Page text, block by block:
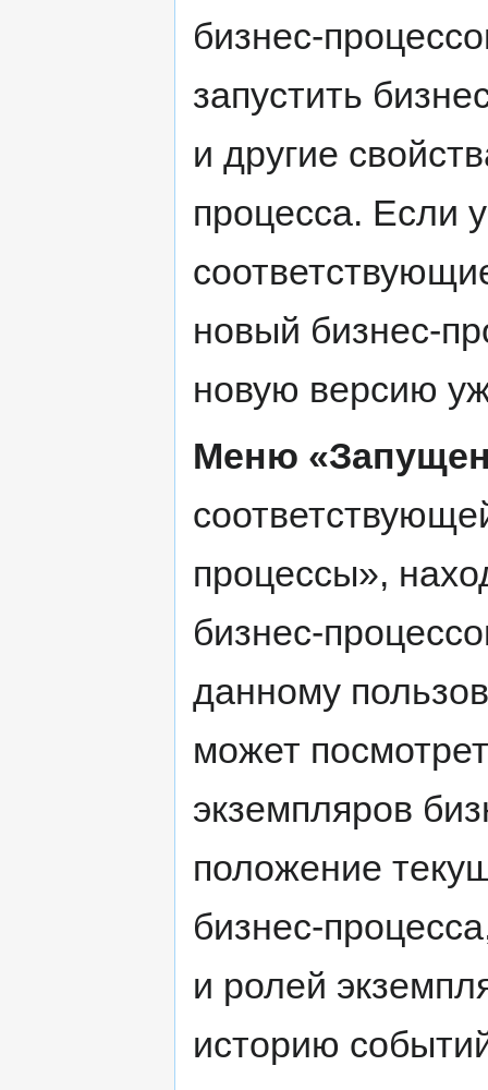
бизнес-
запустить
и другие
процесса. Если
новый бизнес-
новую версию
Меню
процессы»,
бизнес-
данному
может
экземпляров
положение
бизнес-
и ролей
историю